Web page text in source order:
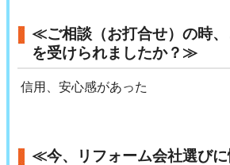
≪ご相談（お打合せ）の時、
を受けられましたか？≫
信用、安心感があった
≪今、リフォーム会社選び